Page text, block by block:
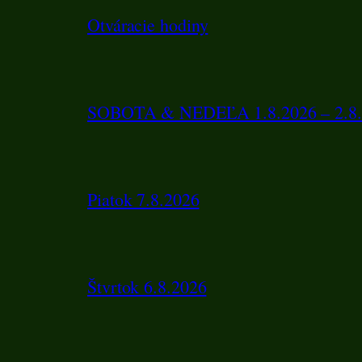
Otváracie hodiny
SOBOTA & NEDEĽA 1.8.2026 –
Piatok 7.8.2026
Štvrtok 6.8.2026